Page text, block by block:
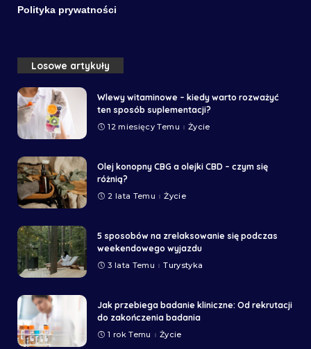
Polityka prywatności
Losowe artykuły
Wlewy witaminowe – kiedy warto rozważyć
ten sposób suplementacji?
12 miesięcy Temu Życie
Olej konopny CBG a olejki CBD – czym się
różnią?
2 lata Temu Życie
5 sposobów na zrelaksowanie się podczas
weekendowego wyjazdu
3 lata Temu Turystyka
Jak przebiega badanie kliniczne: Od rekrutacji
do zakończenia badania
1 rok Temu Życie